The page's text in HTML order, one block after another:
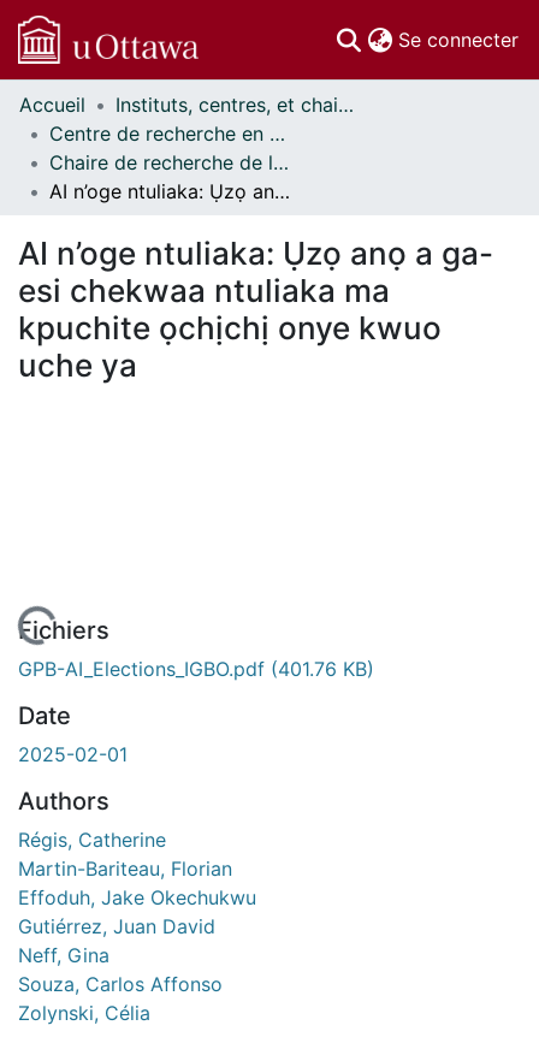
Se connecter
Communautés
et collections
Parcourir
Statistiques
À propos
Accueil
Instituts, centres, et chaires de recherche // Research Institutes, Centres, and Chairs
Centre de recherche en droit, technologie et société // Centre for Law, Technology, and Society
Chaire de recherche de l’Université en technologie et société // University Research Chair in Technology and Society
AI n’oge ntuliaka: Ụzọ anọ a ga-esi chekwaa ntuliaka ma kpuchite ọchịchị onye kwuo uche ya
AI n’oge ntuliaka: Ụzọ anọ a ga-
esi chekwaa ntuliaka ma
kpuchite ọchịchị onye kwuo
uche ya
Fichiers
GPB-AI_Elections_IGBO.pdf (401.76 KB)
Date
2025-02-01
Authors
Régis, Catherine
Martin-Bariteau, Florian
Effoduh, Jake Okechukwu
Gutiérrez, Juan David
Neff, Gina
Souza, Carlos Affonso
Zolynski, Célia